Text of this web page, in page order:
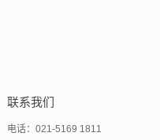
联系我们
电话：021-5169 1811